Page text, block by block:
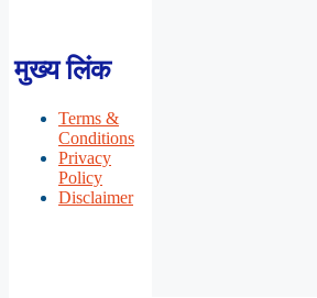
मुख्य लिंक
Terms &
Conditions
Privacy
Policy
Disclaimer